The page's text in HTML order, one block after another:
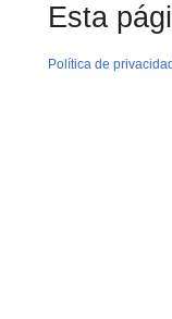
Esta
Política de